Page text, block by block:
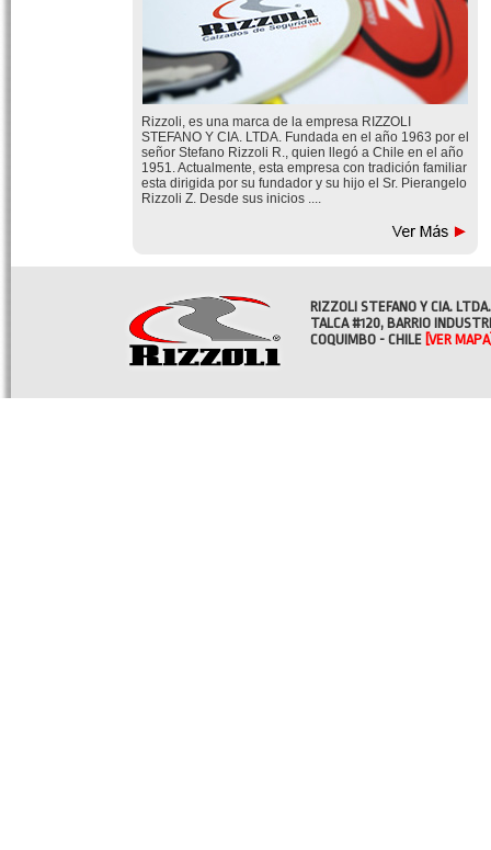
Rizzoli, es una marca de la empresa RIZZOLI
STEFANO Y CIA. LTDA. Fundada en el año 1963 por el
señor Stefano Rizzoli R., quien llegó a Chile en el año
1951. Actualmente, esta empresa con tradición familiar
esta dirigida por su fundador y su hijo el Sr. Pierangelo
Rizzoli Z. Desde sus inicios ....
RIZZOLI STEFANO Y CIA. LTDA.
TALCA #120, BARRIO
COQUIMBO - CHILE [VER